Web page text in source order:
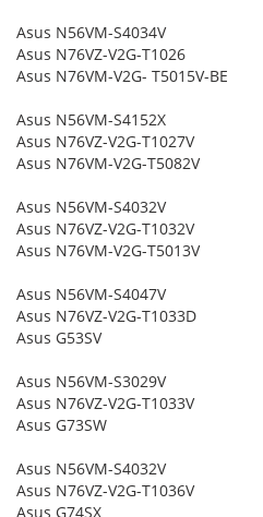
Asus N56VM-S4034V
Asus N76VZ-V2G-T1026
Asus N76VM-V2G- T5015V-BE
Asus N56VM-S4152X
Asus N76VZ-V2G-T1027V
Asus N76VM-V2G-T5082V
Asus N56VM-S4032V
Asus N76VZ-V2G-T1032V
Asus N76VM-V2G-T5013V
Asus N56VM-S4047V
Asus N76VZ-V2G-T1033D
Asus G53SV
Asus N56VM-S3029V
Asus N76VZ-V2G-T1033V
Asus G73SW
Asus N56VM-S4032V
Asus N76VZ-V2G-T1036V
Asus G74SX